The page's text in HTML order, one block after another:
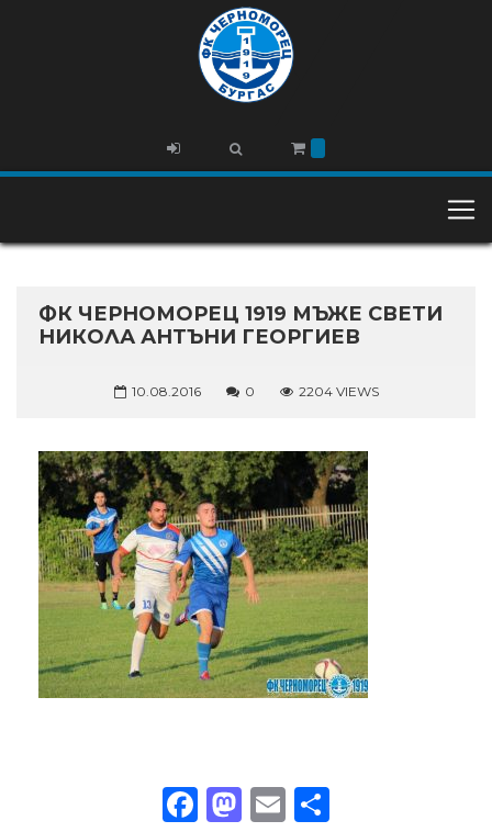
ФК ЧЕРНОМОРЕЦ 1919 МЪЖЕ СВЕТИ
НИКОЛА АНТЪНИ ГЕОРГИЕВ
10.08.2016 0 2204 VIEWS
Facebook
Mastodon
Email